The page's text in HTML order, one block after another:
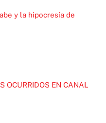
y la hipocresía de
OCURRIDOS EN CANAL